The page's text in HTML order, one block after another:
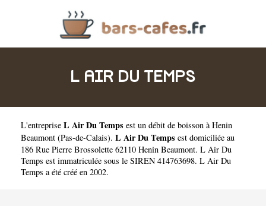
L AIR DU TEMPS
L'entreprise L Air Du Temps est un débit de boisson à Henin
Beaumont (Pas-de-Calais). L Air Du Temps est domiciliée au
186 Rue Pierre Brossolette 62110 Henin Beaumont. L Air Du
Temps est immatriculée sous le SIREN 414763698. L Air Du
Temps a été créé en 2002.